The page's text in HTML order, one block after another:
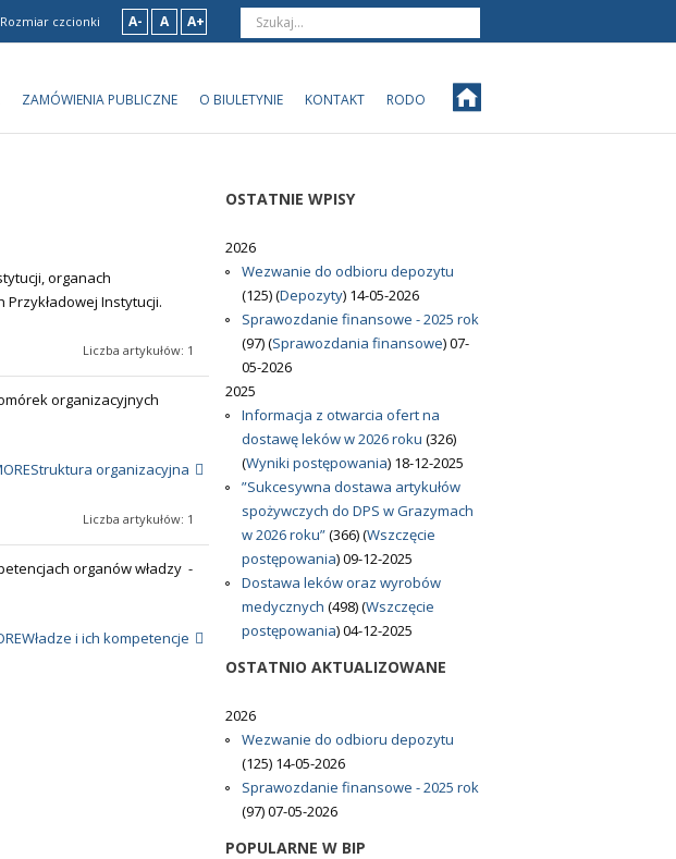
Rozmiar czcionki A- A A+
ZAMÓWIENIA PUBLICZNE O BIULETYNIE KONTAKT RODO
organach
Instytucji.
Liczba artykułów: 1
organizacyjnych
organizacyjna
Liczba artykułów: 1
organów władzy -
i ich kompetencje
OSTATNIE WPISY
2026
Wezwanie do odbioru depozytu
(125)(Depozyty) 14-05-2026
Sprawozdanie finansowe - 2025 rok
(97)(Sprawozdania finansowe)07-
05-2026
2025
Informacja z otwarcia ofert na
dostawę leków w 2026 roku (326)
(Wyniki postępowania) 18-12-2025
”Sukcesywna dostawa artykułów
spożywczych do DPS w Grazymach
w 2026 roku”(366)(Wszczęcie
postępowania)09-12-2025
Dostawa leków oraz wyrobów
medycznych (498)(Wszczęcie
postępowania)04-12-2025
OSTATNIO AKTUALIZOWANE
2026
Wezwanie do odbioru depozytu
(125) 14-05-2026
Sprawozdanie finansowe - 2025 rok
(97)07-05-2026
POPULARNE W BIP